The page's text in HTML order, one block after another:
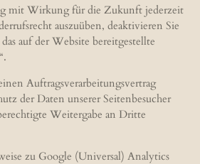
mit Wirkung für die Zukunft jederzeit
auszuüben, deaktivieren Sie
auf der Website bereitgestellte
Auftragsverarbeitungsvertrag
der Daten unserer Seitenbesucher
Weitergabe an Dritte
zu Google (Universal) Analytics